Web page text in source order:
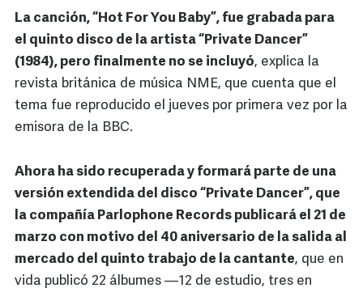
La canción, “Hot For You Baby”, fue grabada para
el quinto disco de la artista “Private Dancer”
(1984), pero finalmente no se incluyó, explica la
revista británica de música NME, que cuenta que el
tema fue reproducido el jueves por primera vez por la
emisora de la BBC.
Ahora ha sido recuperada y formará parte de una
versión extendida del disco “Private Dancer”, que
la compañía Parlophone Records publicará el 21 de
marzo con motivo del 40 aniversario de la salida al
mercado del quinto trabajo de la cantante, que en
vida publicó 22 álbumes —12 de estudio, tres en